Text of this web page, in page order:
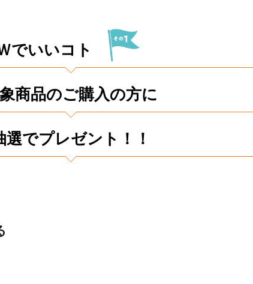
でいいコト
商品のご購入の方に
選でプレゼント！！